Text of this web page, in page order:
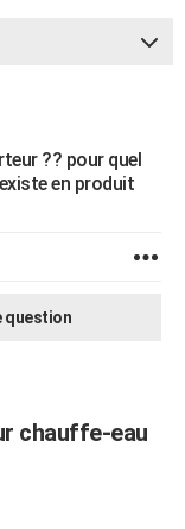
?? pour quel
en produit
question
chauffe-eau